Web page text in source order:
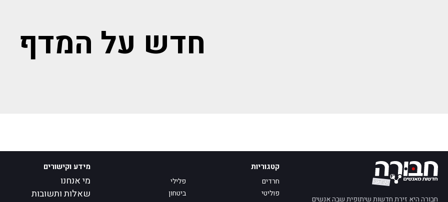
חדש על המדף
חבורה היא זירת חדשות שיתופית שבה אנשים
קטגוריות
חרדים
פלילי
פוליטי
ביטחון
מידע וקישורים
מי אנחנו
שאלות ותשובות